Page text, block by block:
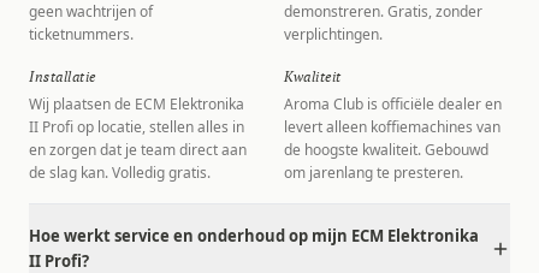
geen wachtrijen of
ticketnummers.
demonstreren. Gratis, zonder
verplichtingen.
Installatie
Wij plaatsen de ECM Elektronika
II Profi op locatie, stellen alles in
en zorgen dat je team direct aan
de slag kan. Volledig gratis.
Kwaliteit
Aroma Club is officiële dealer en
levert alleen koffiemachines van
de hoogste kwaliteit. Gebouwd
om jarenlang te presteren.
Hoe werkt service en onderhoud op mijn ECM Elektronika
II Profi?